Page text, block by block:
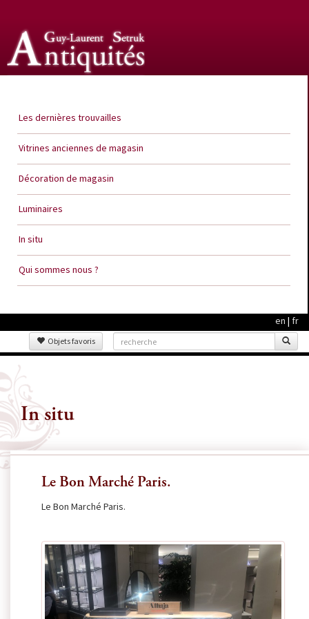
Les dernières trouvailles
Vitrines anciennes de magasin
Décoration de magasin
Luminaires
In situ
Qui sommes nous ?
en | fr
Objets favoris
In situ
Le Bon Marché Paris.
Le Bon Marché Paris.